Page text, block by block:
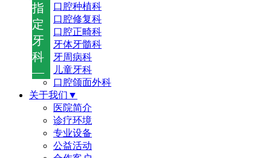
指
定
牙
科
—
口腔种植科
口腔修复科
口腔正畸科
牙体牙髓科
牙周病科
儿童牙科
口腔颌面外科
关于我们▼
医院简介
诊疗环境
专业设备
公益活动